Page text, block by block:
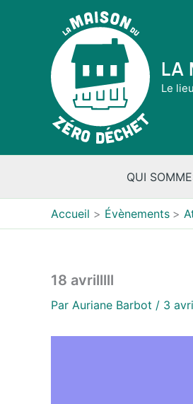
La
Le
QUI
Accueil Évènements
18 avrilllll
Par Auriane Barbot / 3